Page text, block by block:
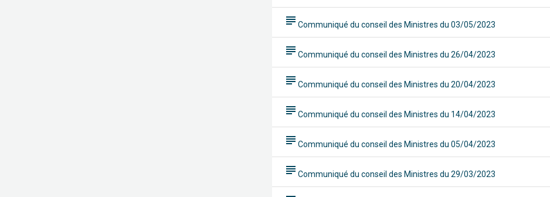
subject Communiqué du conseil des Ministres du 03/05/2023
subject Communiqué du conseil des Ministres du 26/04/2023
subject Communiqué du conseil des Ministres du 20/04/2023
subject Communiqué du conseil des Ministres du 14/04/2023
subject Communiqué du conseil des Ministres du 05/04/2023
subject Communiqué du conseil des Ministres du 29/03/2023